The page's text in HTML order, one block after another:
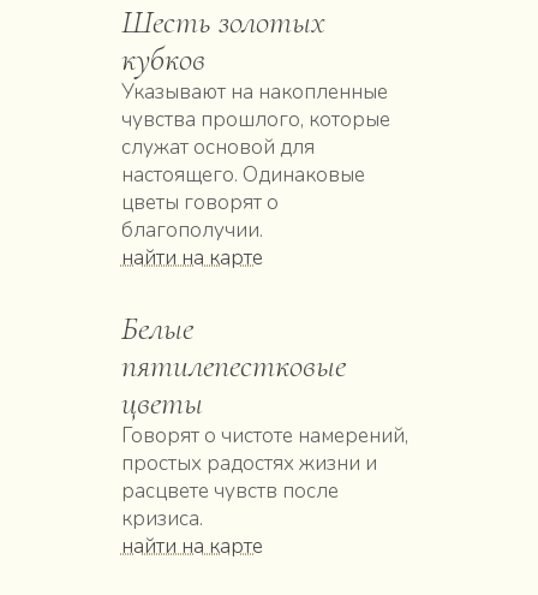
Шесть золотых
кубков
Указывают на накопленные
чувства прошлого, которые
служат основой для
настоящего. Одинаковые
цветы говорят о
благополучии.
найти на карте
Белые
пятилепестковые
цветы
Говорят о чистоте намерений,
простых радостях жизни и
расцвете чувств после
кризиса.
найти на карте